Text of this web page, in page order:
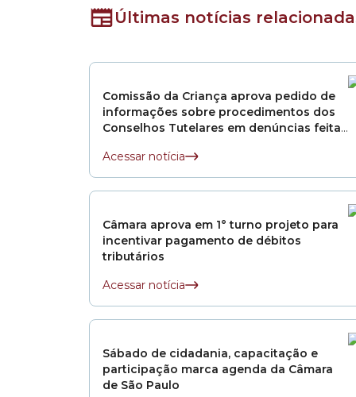
o desmonte dos
permanecem,
e trabalhadores
O nosso
através de
Educação e de
vereador tem
categorias
contra a
Últimas notícias
Comissão da Criança aprova pedido de
informações sobre procedimentos dos
Conselhos Tutelares em denúncias feitas
Acessar notícia
Câmara aprova em 1° turno projeto para
incentivar pagamento de débitos
tributários
Acessar notícia
Sábado de cidadania, capacitação e
participação marca agenda da Câmara
de São Paulo